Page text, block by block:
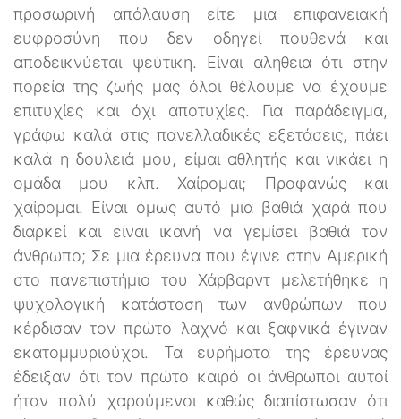
προσωρινή απόλαυση είτε μια επιφανειακή
ευφροσύνη που δεν οδηγεί πουθενά και
αποδεικνύεται ψεύτικη. Είναι αλήθεια ότι στην
πορεία της ζωής μας όλοι θέλουμε να έχουμε
επιτυχίες και όχι αποτυχίες. Για παράδειγμα,
γράφω καλά στις πανελλαδικές εξετάσεις, πάει
καλά η δουλειά μου, είμαι αθλητής και νικάει η
ομάδα μου κλπ. Χαίρομαι; Προφανώς και
χαίρομαι. Είναι όμως αυτό μια βαθιά χαρά που
διαρκεί και είναι ικανή να γεμίσει βαθιά τον
άνθρωπο; Σε μια έρευνα που έγινε στην Αμερική
στο πανεπιστήμιο του Χάρβαρντ μελετήθηκε η
ψυχολογική κατάσταση των ανθρώπων που
κέρδισαν τον πρώτο λαχνό και ξαφνικά έγιναν
εκατομμυριούχοι. Τα ευρήματα της έρευνας
έδειξαν ότι τον πρώτο καιρό οι άνθρωποι αυτοί
ήταν πολύ χαρούμενοι καθώς διαπίστωσαν ότι